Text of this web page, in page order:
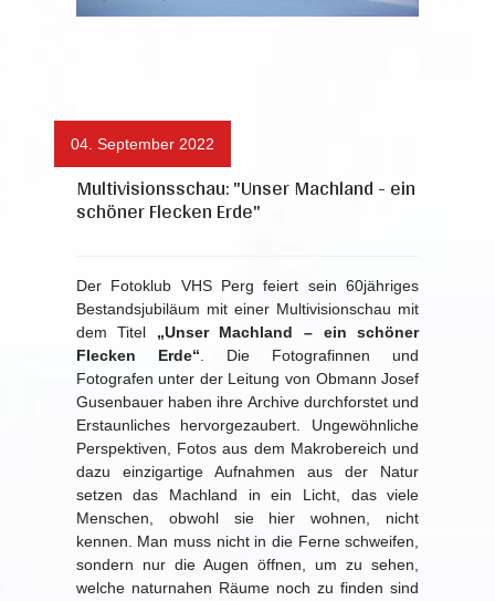
Multivisionsschau: "Unser Machland - ein
schöner Flecken Erde"
04. September 2022
Der Fotoklub VHS Perg feiert sein 60jähriges
Bestandsjubiläum mit einer Multivisionschau mit
dem Titel „Unser Machland – ein schöner
Flecken Erde“. Die Fotografinnen und
Fotografen unter der Leitung von Obmann Josef
Gusenbauer haben ihre Archive durchforstet und
Erstaunliches hervorgezaubert. Ungewöhnliche
Perspektiven, Fotos aus dem Makrobereich und
dazu einzigartige Aufnahmen aus der Natur
setzen das Machland in ein Licht, das viele
Menschen, obwohl sie hier wohnen, nicht
kennen. Man muss nicht in die Ferne schweifen,
sondern nur die Augen öffnen, um zu sehen,
welche naturnahen Räume noch zu finden sind